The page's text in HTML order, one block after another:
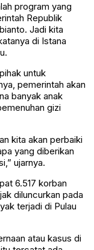
program yang
Republik
Jadi kita
di Istana
untuk
pemerintah akan
banyak anak
gizi
kita akan perbaiki
yang diberikan
ujarnya.
6.517 korban
diluncurkan pada
terjadi di Pulau
atau kasus di